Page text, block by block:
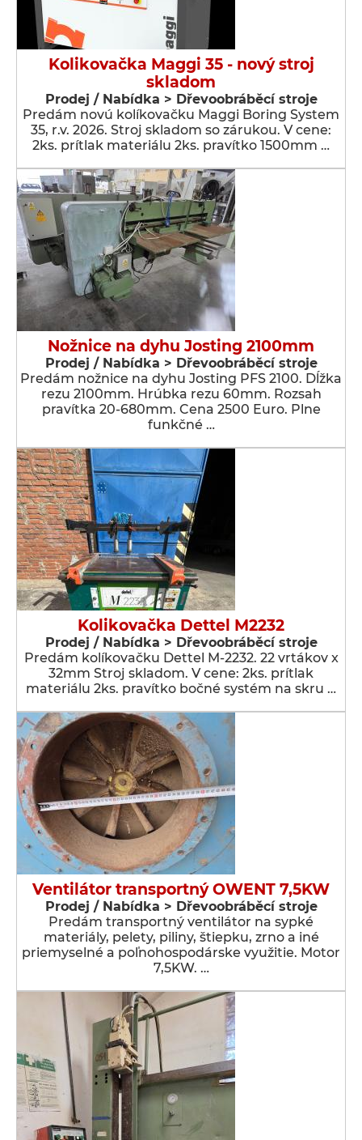
Kolikovačka Maggi 35 - nový stroj
skladom
Prodej / Nabídka > Dřevoobráběcí stroje
Predám novú kolíkovačku Maggi Boring System
35, r.v. 2026. Stroj skladom so zárukou. V cene:
2ks. prítlak materiálu 2ks. pravítko 1500mm …
Nožnice na dyhu Josting 2100mm
Prodej / Nabídka > Dřevoobráběcí stroje
Predám nožnice na dyhu Josting PFS 2100. Dĺžka
rezu 2100mm. Hrúbka rezu 60mm. Rozsah
pravítka 20-680mm. Cena 2500 Euro. Plne
funkčné …
Kolikovačka Dettel M2232
Prodej / Nabídka > Dřevoobráběcí stroje
Predám kolíkovačku Dettel M-2232. 22 vrtákov x
32mm Stroj skladom. V cene: 2ks. prítlak
materiálu 2ks. pravítko bočné systém na skru …
Ventilátor transportný OWENT 7,5KW
Prodej / Nabídka > Dřevoobráběcí stroje
Predám transportný ventilátor na sypké
materiály, pelety, piliny, štiepku, zrno a iné
priemyselné a poľnohospodárske využitie. Motor
7,5KW. …